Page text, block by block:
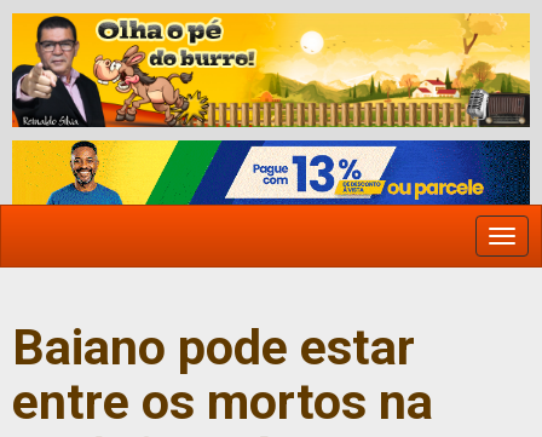
Baiano pode estar
entre os mortos na